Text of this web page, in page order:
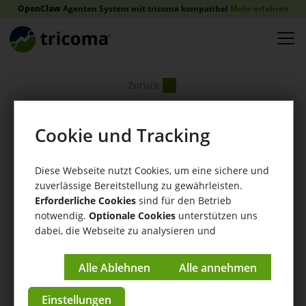
OpenClawAgenten System mit tricoma kompatibel Mehr erfahren
Cookie und Tracking
Diese Webseite nutzt Cookies, um eine sichere und
zuverlässige Bereitstellung zu gewährleisten.
Erforderliche Cookies sind für den Betrieb
notwendig. Optionale Cookies unterstützen uns
dabei, die Webseite zu analysieren und
Impressum| Datenschutzerklärung
Einstellungen